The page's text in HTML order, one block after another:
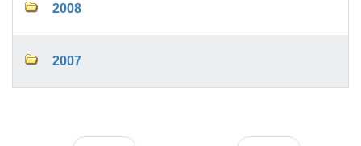
2008
2007